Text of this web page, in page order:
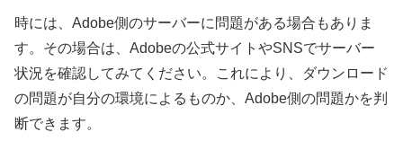
時には、Adobe側のサーバーに問題がある場合もありま
す。その場合は、Adobeの公式サイトやSNSでサーバー
状況を確認してみてください。これにより、ダウンロード
の問題が自分の環境によるものか、Adobe側の問題かを判
断できます。